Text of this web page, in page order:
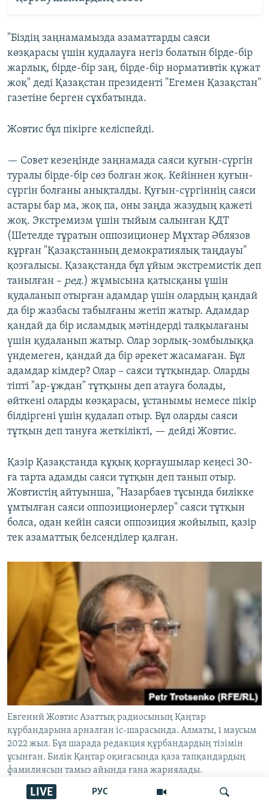
РУС
LIVE
"Біздің заңнамамызда азаматтарды саяси
көзқарасы үшін қудалауға негіз болатын бірде-бір
жарлық, бірде-бір заң, бірде-бір нормативтік құжат
жоқ" деді Қазақстан президенті "Егемен Қазақстан"
газетіне берген сұхбатында.
Жовтис бұл пікірге келіспейді.
— Совет кезеңінде заңнамада саяси қуғын-сүргін
туралы бірде-бір сөз болған жоқ. Кейіннен қуғын-
сүргін болғаны анықталды. Қуғын-сүргіннің саяси
астары бар ма, жоқ па, оны заңда жазудың қажеті
жоқ. Экстремизм үшін тыйым салынған ҚДТ
(Шетелде тұратын оппозиционер Мұхтар Әблязов
құрған "Қазақстанның демократиялық таңдауы"
қозғалысы. Қазақстанда бұл ұйым экстремистік деп
танылған – ред.) жұмысына қатысқаны үшін
қудаланып отырған адамдар үшін олардың қандай
да бір жазбасы табылғаны жетіп жатыр. Адамдар
қандай да бір исламдық мәтіндерді талқылағаны
үшін қудаланып жатыр. Олар зорлық-зомбылыққа
үндемеген, қандай да бір әрекет жасамаған. Бұл
адамдар кімдер? Олар – саяси тұтқындар. Оларды
тіпті "ар-ұждан" тұтқыны деп атауға болады,
өйткені оларды көзқарасы, ұстанымы немесе пікір
білдіргені үшін қудалап отыр. Бұл оларды саяси
тұтқын деп тануға жеткілікті, — дейді Жовтис.
Қазір Қазақстанда құқық қорғаушылар кеңесі 30-
ға тарта адамды саяси тұтқын деп танып отыр.
Жовтистің айтуынша, "Назарбаев тұсында билікке
ұмтылған саяси оппозиционерлер" саяси тұтқын
болса, одан кейін саяси оппозиция жойылып, қазір
тек азаматтық белсенділер қалған.
Евгений Жовтис Азаттық радиосының Қаңтар
құрбандарына арналған іс-шарасында. Алматы, 1 маусым
2022 жыл. Бұл шарада редакция құрбандардың тізімін
ұсынған. Билік Қаңтар оқиғасында қаза тапқандардың
фамилиясын тамыз айында ғана жариялады.